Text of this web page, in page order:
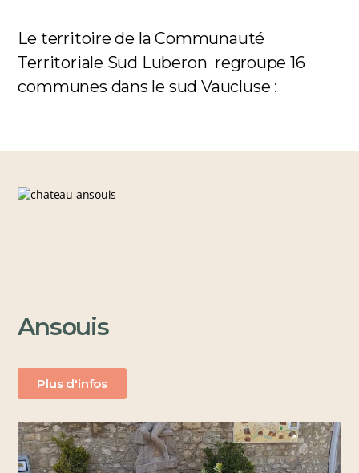
Le territoire de laCommunauté
Territoriale Sud Luberon regroupe 16
communes dans le sud Vaucluse :
Ansouis
Plus d'infos